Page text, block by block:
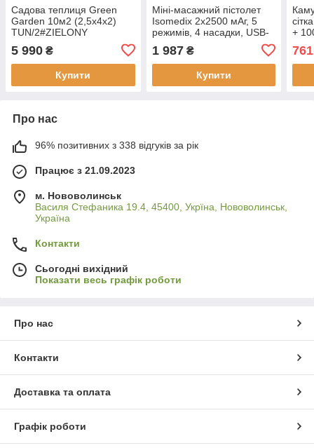
Садова теплиця Green
Garden 10м2 (2,5х4х2)
TUN/2#ZIELONY
5 990 ₴
Купити
Міні-масажний пістолет
Isomedix 2x2500 мАг, 5
режимів, 4 насадки, USB-
1 987₴
Купити
+
Про нас
96% позитивних з 338 відгуків за рік
Працює з 21.09.2023
м. Нововолинськ
Василя Стефаника 19.4, 45400, Укрїна, Нововолинськ,
Україна
Контакти
Сьогодні вихідний
Показати весь графік роботи
Про нас
Контакти
Доставка та оплата
Графік роботи